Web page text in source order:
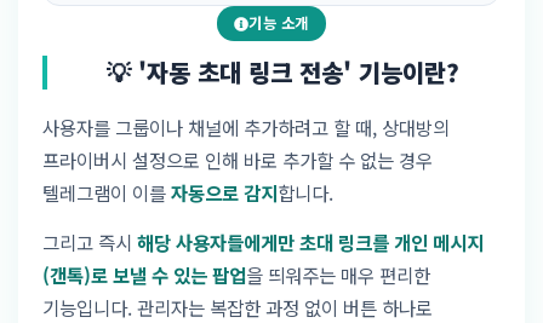
기능 소개
💡 '자동 초대 링크 전송' 기능이란?
사용자를 그룹이나 채널에 추가하려고 할 때, 상대방의
프라이버시 설정으로 인해 바로 추가할 수 없는 경우
텔레그램이 이를자동으로 감지합니다.
그리고 즉시 해당 사용자들에게만 초대 링크를 개인 메시지
(갠톡)로 보낼 수 있는 팝업을 띄워주는 매우 편리한
기능입니다. 관리자는 복잡한 과정 없이 버튼 하나로